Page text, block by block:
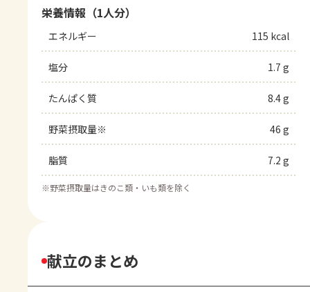
栄養情報（1人分）
エネルギー 115 kcal
塩分 1.7 g
たんぱく質 8.4 g
野菜摂取量※ 46 g
脂質 7.2 g
※野菜摂取量はきのこ類・いも類を除く
献立のまとめ